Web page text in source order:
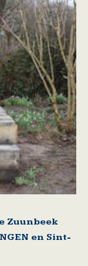
Zuunbeek
en Sint-